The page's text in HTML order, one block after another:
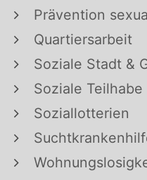
Prävention
Quartiersarbeit
Soziale Stadt &
Soziale Teilhabe
Soziallotterien